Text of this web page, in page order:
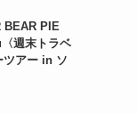
BEAR PIE
週末トラベ
ツアー in ソ